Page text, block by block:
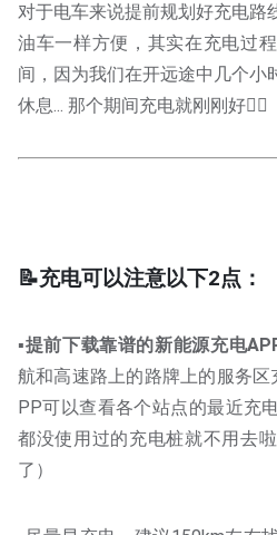
对于电车来说提前规划好充电路
油车一样方便，其实在充电过
间，因为我们在开远途中几个小
休息... 那个期间充电就刚刚好👌🏻
📝充电可以注意以下2点：
▪️提前下载靠谱的新能源充电
航和高速路上的路牌上的服务
PP可以查看各个站点的最近充
都没使用过的充电桩就不用去
了）